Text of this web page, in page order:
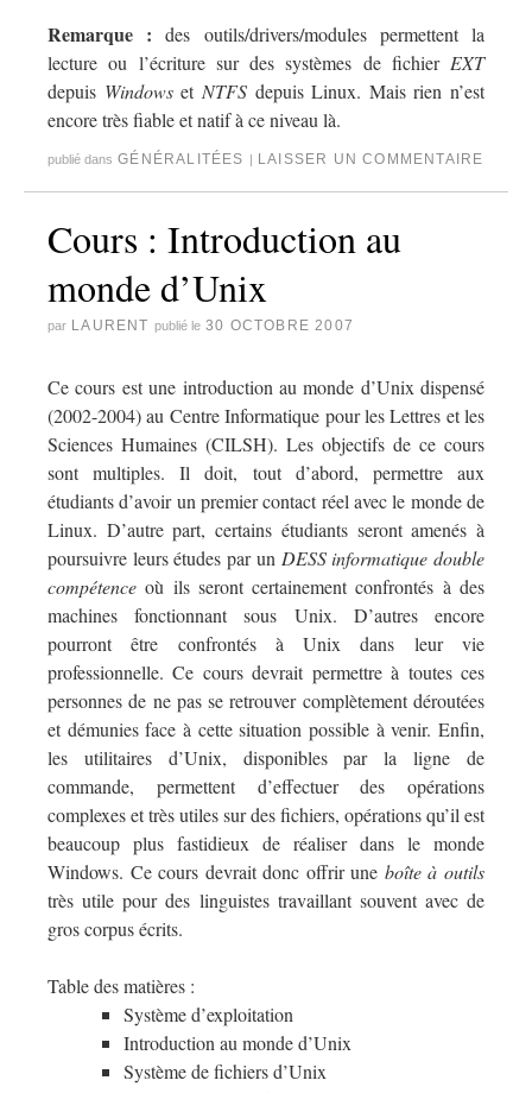
Remarque : des outils/drivers/modules permettent la
lecture ou l’écriture sur des systèmes de fichier EXT
depuis Windowset NTFSdepuis Linux. Mais rien n’est
encore très fiable et natif à ce niveau là.
publié dans GÉNÉRALITÉES | LAISSER UN COMMENTAIRE
Cours : Introduction au
monde d’Unix
par LAURENT publié le 30 OCTOBRE 2007
Ce cours est une introduction au monde d’Unix dispensé
(2002-2004) au Centre Informatique pour les Lettres et les
Sciences Humaines (CILSH). Les objectifs de ce cours
sont multiples. Il doit, tout d’abord, permettre aux
étudiants d’avoir un premier contact réel avec le monde de
Linux. D’autre part, certains étudiants seront amenés à
poursuivre leurs études par un DESS informatique double
compétence où ils seront certainement confrontés à des
machines fonctionnant sous Unix. D’autres encore
pourront être confrontés à Unix dans leur vie
professionnelle. Ce cours devrait permettre à toutes ces
personnes de ne pas se retrouver complètement déroutées
et démunies face à cette situation possible à venir. Enfin,
les utilitaires d’Unix, disponibles par la ligne de
commande, permettent d’effectuer des opérations
complexes et très utiles sur des fichiers, opérations qu’il est
beaucoup plus fastidieux de réaliser dans le monde
Windows. Ce cours devrait donc offrir une boîte à outils
très utile pour des linguistes travaillant souvent avec de
gros corpus écrits.
Table des matières :
Système d’exploitation
Introduction au monde d’Unix
Système de fichiers d’Unix